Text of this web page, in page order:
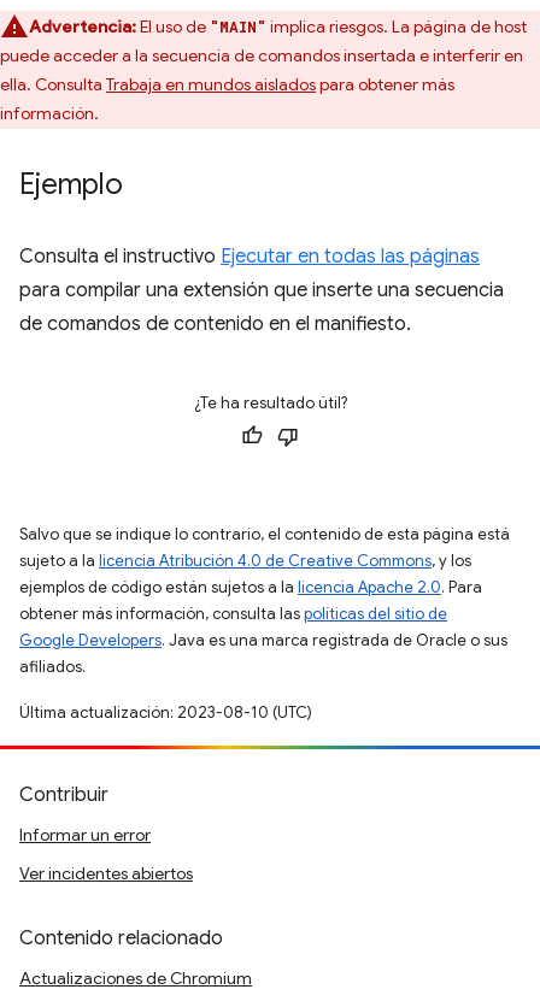
Advertencia:El uso de "MAIN" implica riesgos. La página de host
puede acceder a la secuencia de comandos insertada e interferir en
ella. Consulta Trabaja en mundos aisladospara obtener más
información.
Ejemplo
Consulta el instructivo Ejecutar en todas las páginas
para compilar una extensión que inserte una secuencia
de comandos de contenido en el manifiesto.
¿Te ha resultado útil?
Salvo que se indique lo contrario, el contenido de esta página está
sujeto a la licencia Atribución 4.0 de Creative Commons, y los
ejemplos de código están sujetos a la licencia Apache 2.0. Para
obtener más información, consulta laspolíticas del sitio de
Google Developers. Java es una marca registrada de Oracle o sus
afiliados.
Última actualización: 2023-08-10 (UTC)
Contribuir
Informar un error
Ver incidentes abiertos
Contenido relacionado
Actualizaciones de Chromium